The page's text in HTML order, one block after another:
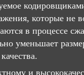
которые не
в процессе
уменьшает
и